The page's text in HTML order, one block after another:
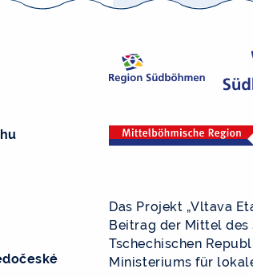
Das Projekt „Vltava
Beitrag der Mittel des
Tschechischen
Ministeriums für